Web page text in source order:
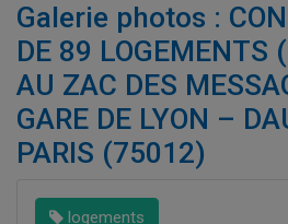
Galerie photos :
DE 89 LOGEMENTS
AU ZAC DES
GARE DE LYON –
PARIS (75012)
logements